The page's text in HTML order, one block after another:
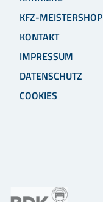
KFZ-MEISTERSHOP
KONTAKT
IMPRESSUM
DATENSCHUTZ
COOKIES